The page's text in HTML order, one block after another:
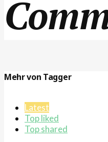
Mehr von Tagger
Latest
Top liked
Top shared